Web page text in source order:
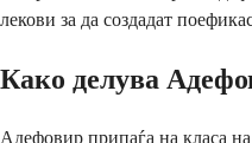
лекови за да создадат
Како делува
Адефовир припаѓа на класа